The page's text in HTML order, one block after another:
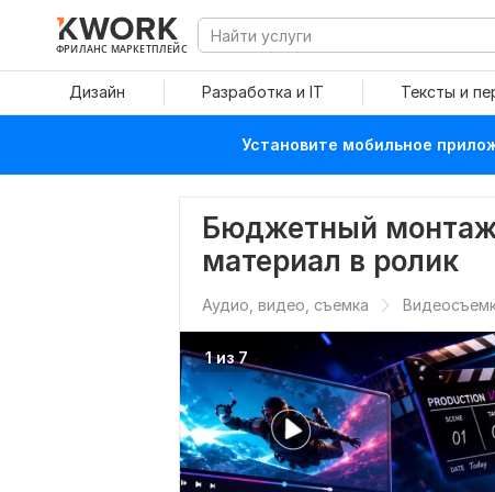
ФРИЛАНС МАРКЕТПЛЕЙС
Дизайн Разработка и IT Тексты и
Установите мобильное
Бюджетный
материал в ролик
Аудио, видео, съемка
1 из 7